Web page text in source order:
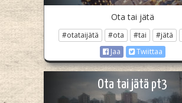
Ota tai jätä
#otataijätä #ota #tai #jätä
Jaa
Twiittaa
Ota tai jätä pt3